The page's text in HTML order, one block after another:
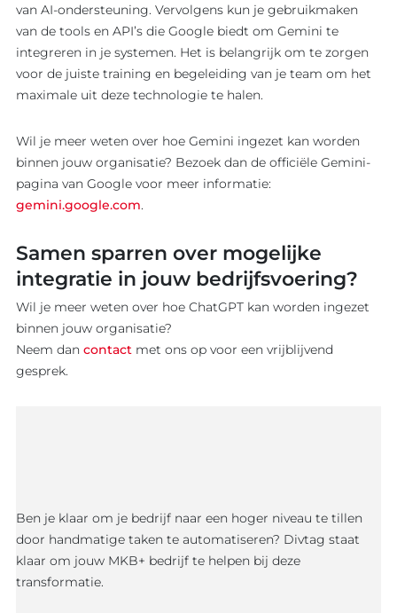
van AI-ondersteuning. Vervolgens kun je gebruikmaken
van de tools en API’s die Google biedt om Gemini te
integreren in je systemen. Het is belangrijk om te zorgen
voor de juiste training en begeleiding van je team om het
maximale uit deze technologie te halen.
Wil je meer weten over hoe Gemini ingezet kan worden
binnen jouw organisatie? Bezoek dan de officiële Gemini-
pagina van Google voor meer informatie:
gemini.google.com.
Samen sparren over mogelijke
integratie in jouw bedrijfsvoering?
Wil je meer weten over hoe ChatGPT kan worden ingezet
binnen jouw organisatie?
Neem dan contact met ons op voor een vrijblijvend
gesprek.
Ben je klaar om je bedrijf naar een hoger niveau te tillen
door handmatige taken te automatiseren? Divtag staat
klaar om jouw MKB+ bedrijf te helpen bij deze
transformatie.